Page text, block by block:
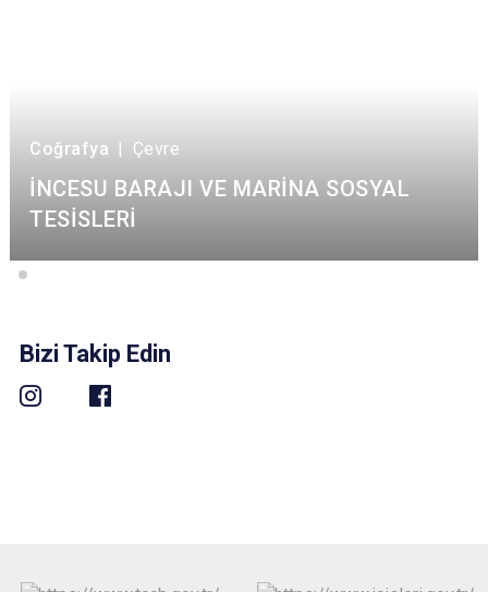
Coğrafya | Çevre
İNCESU BARAJI VE MARİNA SOSYAL
TESİSLERİ
Bizi Takip Edin